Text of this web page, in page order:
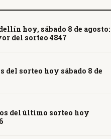
hoy, sábado 8 de agosto:
del sorteo 4847
del sorteo hoy sábado 8 de
del último sorteo hoy